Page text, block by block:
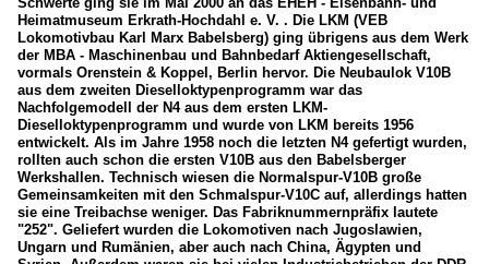
Heimatmuseum Erkrath-Hochdahl e. V. . Die LKM (VEB
Lokomotivbau Karl Marx Babelsberg) ging übrigens aus dem Werk
der MBA - Maschinenbau und Bahnbedarf Aktiengesellschaft,
vormals Orenstein & Koppel, Berlin hervor. Die Neubaulok V10B
aus dem zweiten Dieselloktypenprogramm war das
Nachfolgemodell der N4 aus dem ersten LKM-
Dieselloktypenprogramm und wurde von LKM bereits 1956
entwickelt. Als im Jahre 1958 noch die letzten N4 gefertigt wurden,
rollten auch schon die ersten V10B aus den Babelsberger
Werkshallen. Technisch wiesen die Normalspur-V10B große
Gemeinsamkeiten mit den Schmalspur-V10C auf, allerdings hatten
sie eine Treibachse weniger. Das Fabriknummernpräfix lautete
"252". Geliefert wurden die Lokomotiven nach Jugoslawien,
Ungarn und Rumänien, aber auch nach China, Ägypten und